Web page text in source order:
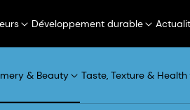
Développement durable
& Beauty Taste, Texture & Health